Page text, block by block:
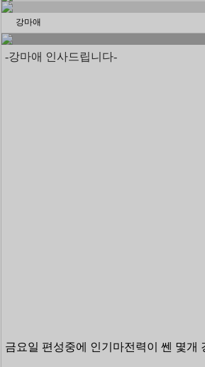
강마애
-강마애 인사드립니다-
금요일 편성중에 인기마전력이 쎈 몇개